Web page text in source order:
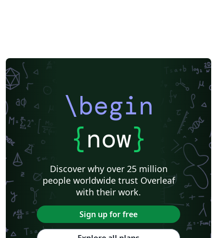
\begin
{now}
Discover why over 25 million
people worldwide trust Overleaf
with their work.
Sign up for free